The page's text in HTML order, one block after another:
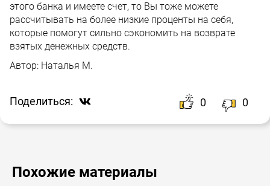
этого банка и имеете счет, то Вы тоже можете
рассчитывать на более низкие проценты на себя,
которые помогут сильно сэкономить на возврате
взятых денежных средств.
Автор: Наталья М.
Поделиться: 0 0
Похожие материалы